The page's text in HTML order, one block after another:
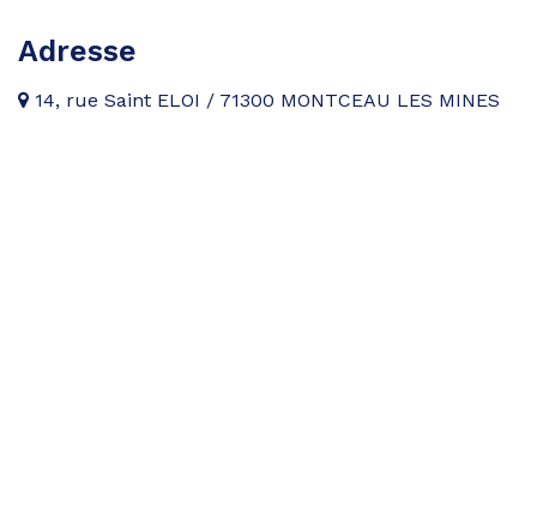
Adresse
14, rue Saint ELOI / 71300 MONTCEAU LES MINES